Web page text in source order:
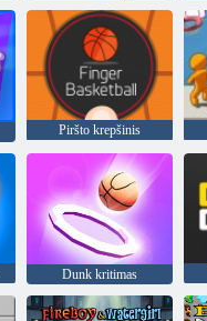
Piršto krepšinis
Dunk kritimas